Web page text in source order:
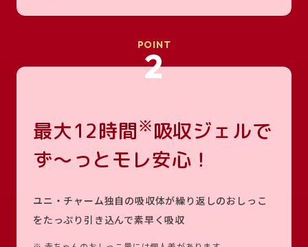
POINT
2
最大12時間※吸収ジェルで
ず～っとモレ安心！
ユニ・チャーム独自の吸収体が繰り返しのおしっこ
をたっぷり引き込んで素早く吸収